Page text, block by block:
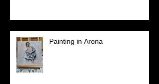
Painting in Arona